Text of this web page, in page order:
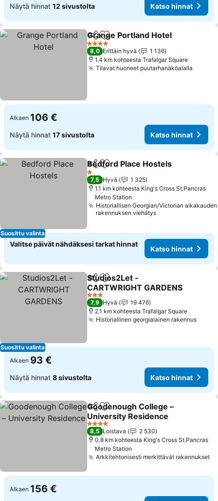
Näytä hinnat 12 sivustolta Katso hinnat
Jaa Lisää suosikkeihin
Grange Portland Hotel
4 Tähtiluokitus
8,0 Erittäin hyvä
1 136
1.4 km kohteesta Trafalgar Square
Tilavat huoneet puutarhanäköalalla
Alkaen 106 €
Näytä hinnat 17 sivustolta Katso hinnat
Suosittu valinta
Jaa Lisää suosikkeihin
Bedford Place Hostels
1 Tähtiluokitus
7,5 Hyvä
1 325
1.1 km kohteesta King's Cross St.Pancras
Metro Station
Historiallisen Georgian/Victorian aikakauden
rakennuksen viehätys
Valitse päivät nähdäksesi tarkat hinnat
Katso hinnat
Suosittu valinta
Jaa Lisää suosikkeihin
Studios2Let -
CARTWRIGHT GARDENS
3 Tähtiluokitus
7,9 Hyvä
19 476
2.1 km kohteesta Trafalgar Square
Historiallinen georgialainen rakennus
Alkaen 93 €
Näytä hinnat 8 sivustolta Katso hinnat
Jaa Lisää suosikkeihin
Goodenough College –
University Residence
4 Tähtiluokitus
8,5 Loistava
2 530
0.8 km kohteesta King's Cross St.Pancras
Metro Station
Arkkitehtonisesti merkittävät rakennukset
Alkaen 156 €